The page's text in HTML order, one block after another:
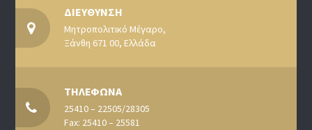
ΔΙΕΥΘΥΝΣΗ
Μητροπολιτικό Μέγαρο,
Ξάνθη 671 00, Ελλάδα
ΤΗΛΕΦΩΝΑ
25410 – 22505/28305
Fax: 25410 – 25581